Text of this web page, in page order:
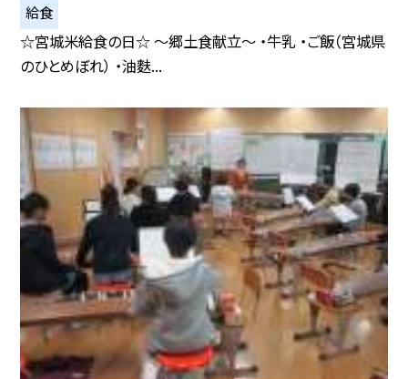
給食
☆宮城米給食の日☆ 〜郷土食献立〜 ・牛乳 ・ご飯（宮城県
のひとめぼれ） ・油麩...